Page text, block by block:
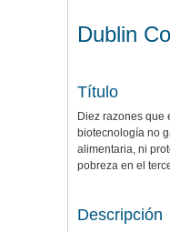
Dublin
Título
Diez razones que
biotecnología no
alimentaria, ni
pobreza en el
Descripción